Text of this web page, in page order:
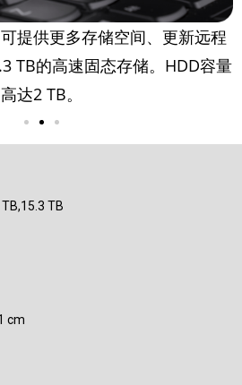
提供更多存储空间、更新远程
TB的高速固态存储。HDD容量
高达2 TB。
15.3 TB
cm